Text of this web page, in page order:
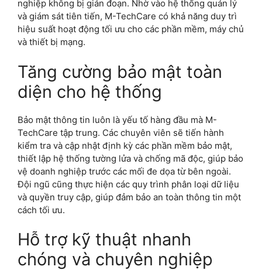
nghiệp không bị gián đoạn. Nhờ vào hệ thống quản lý
và giám sát tiên tiến, M-TechCare có khả năng duy trì
hiệu suất hoạt động tối ưu cho các phần mềm, máy chủ
và thiết bị mạng.
Tăng cường bảo mật toàn
diện cho hệ thống
Bảo mật thông tin luôn là yếu tố hàng đầu mà M-
TechCare tập trung. Các chuyên viên sẽ tiến hành
kiểm tra và cập nhật định kỳ các phần mềm bảo mật,
thiết lập hệ thống tường lửa và chống mã độc, giúp bảo
vệ doanh nghiệp trước các mối đe dọa từ bên ngoài.
Đội ngũ cũng thực hiện các quy trình phân loại dữ liệu
và quyền truy cập, giúp đảm bảo an toàn thông tin một
cách tối ưu.
Hỗ trợ kỹ thuật nhanh
chóng và chuyên nghiệp